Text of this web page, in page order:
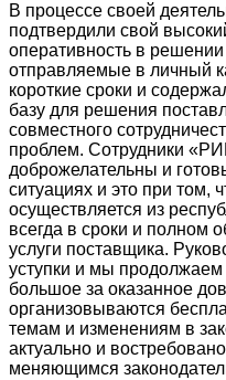
В процессе своей
подтвердили свой
оперативность в
отправляемые в личный
короткие сроки и
базу для решения
совместного
проблем. Сотрудники
доброжелательны и
ситуациях и это при том,
осуществляется из
всегда в сроки и полном
услуги поставщика.
уступки и мы
большое за оказанное
организовываются
темам и изменениям в
актуально и
меняющимся